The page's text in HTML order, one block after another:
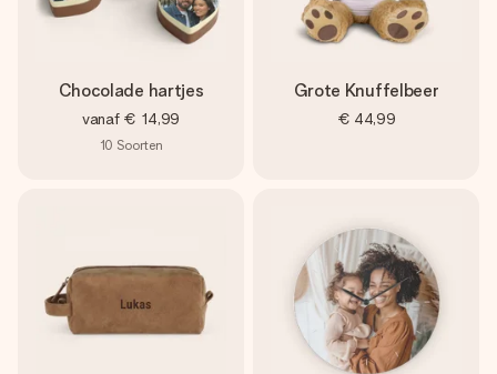
Chocolade hartjes
vanaf € 14,99
10 Soorten
Grote Knuffelbeer
€ 44,99